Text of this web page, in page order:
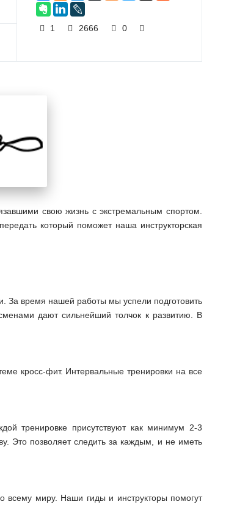
1 2666 0
свою жизнь с экстремальным спортом.
который поможет наша инструкторская
За время нашей работы мы успели подготовить
дают сильнейший толчок к развитию. В
кросс-фит. Интервальные тренировки на все
тренировке присутствуют как минимум 2-3
Это позволяет следить за каждым, и не иметь
всему миру. Наши гиды и инструкторы помогут